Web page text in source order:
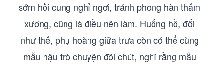
sớm hồi cung nghỉ ngơi, tránh phong hàn thấm
xương, cũng là điều nên làm. Huống hồ, đổi
như thế, phụ hoàng giữa trưa còn có thể cùng
mẫu hậu trò chuyện đôi chút, nghĩ rằng mẫu